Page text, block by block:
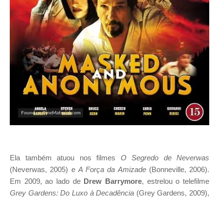
Ela também atuou nos filmes O Segredo de Neverwas
(Neverwas, 2005) e A Força da Amizade(Bonneville, 2006).
Em 2009, ao lado de Drew Barrymore, estrelou o telefilme
Grey Gardens: Do Luxo à Decadência (Grey Gardens, 2009),